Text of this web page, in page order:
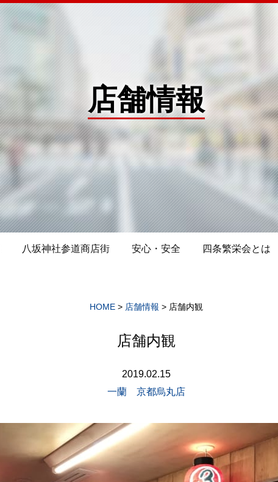
店舗情報
八坂神社参道商店街 安心・安全 四条繁栄会とは
HOME > 店舗情報 > 店舗内観
店舗内観
2019.02.15
一蘭 京都烏丸店